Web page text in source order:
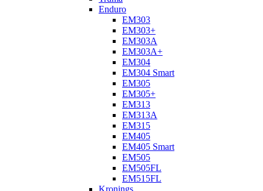
Enduro
EM303
EM303+
EM303A
EM303A+
EM304
EM304 Smart
EM305
EM305+
EM313
EM313A
EM315
EM405
EM405 Smart
EM505
EM505FL
EM515FL
Kronings